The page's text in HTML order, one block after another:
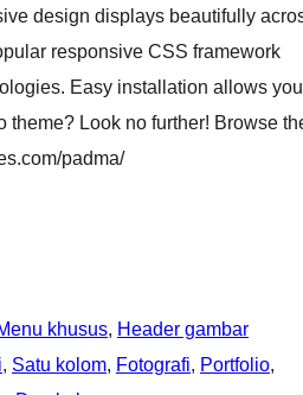
design displays beautifully
responsive CSS framework
Easy installation allows
theme? Look no further! Browse
padma/
khusus, Header gambar
, Satu kolom, Fotografi, Portfolio